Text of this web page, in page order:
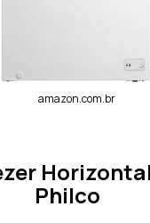
amazon.com.br
Philco